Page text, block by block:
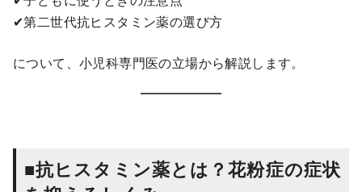
✔第二世代抗ヒスタミン薬の選び方
について、小児科専門医の立場から解説します。
■抗ヒスタミン薬とは？花粉症の症状